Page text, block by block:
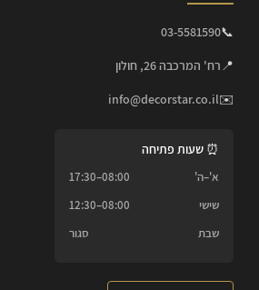
📞
03-5581590
📍רח' המרכבה 26, חולון
✉️
info@decorstar.co.il
⏰ שעות פתיחה
א'–ה'
08:00–17:30
שישי
08:00–12:30
שבת
סגור